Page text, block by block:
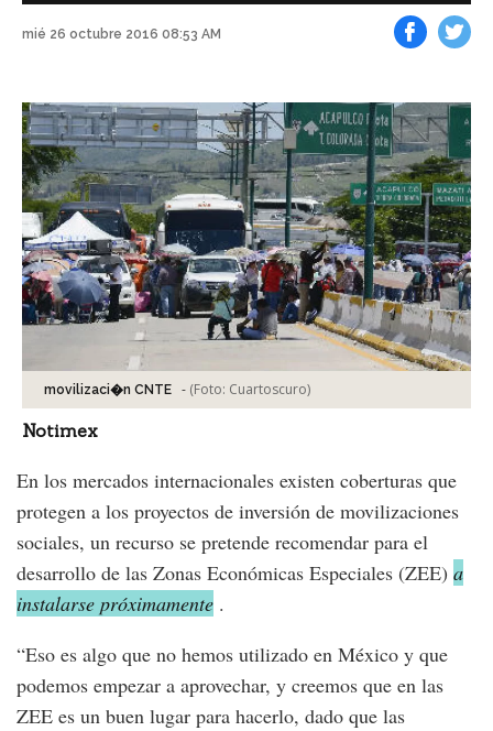
mié 26 octubre 2016 08:53 AM
movilizaci�n CNTE - (Foto: Cuartoscuro)
Notimex
En los mercados internacionales existen coberturas que
protegen a los proyectos de inversión de movilizaciones
sociales, un recurso se pretende recomendar para el
desarrollo de las Zonas Económicas Especiales (ZEE) a
instalarse próximamente .
“Eso es algo que no hemos utilizado en México y que
podemos empezar a aprovechar, y creemos que en las
ZEE es un buen lugar para hacerlo, dado que las